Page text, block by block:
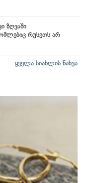
ზღვაში
რუსეთს არ
ყველა სიახლის ნახვა